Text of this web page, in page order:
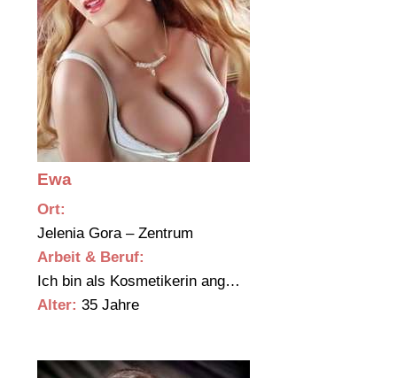
Ewa
Ort:
Jelenia Gora – Zentrum
Arbeit & Beruf:
Ich bin als Kosmetikerin ang…
Alter: 35 Jahre